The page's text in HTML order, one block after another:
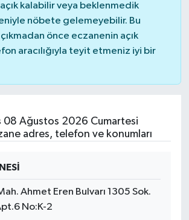
kalabilir veya beklenmedik
nöbete gelemeyebilir. Bu
önce eczanenin açık
aracılığıyla teyit etmeniz iyi bir
08 Ağustos 2026 Cumartesi
adres, telefon ve konumları
Ahmet Eren Bulvarı 1305 Sok.
No:K-2